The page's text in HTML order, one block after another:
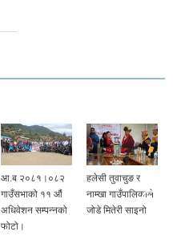
आ.ब २०८१।०८२
गाउँसभाको ११ ‌‌‍औं
अधिवेशन सम्पन्नको
फोटो।
हलेसी तुवाचुङ र
नाम्खा गाउँपालिकाले
जोडे मितेरी साइनो